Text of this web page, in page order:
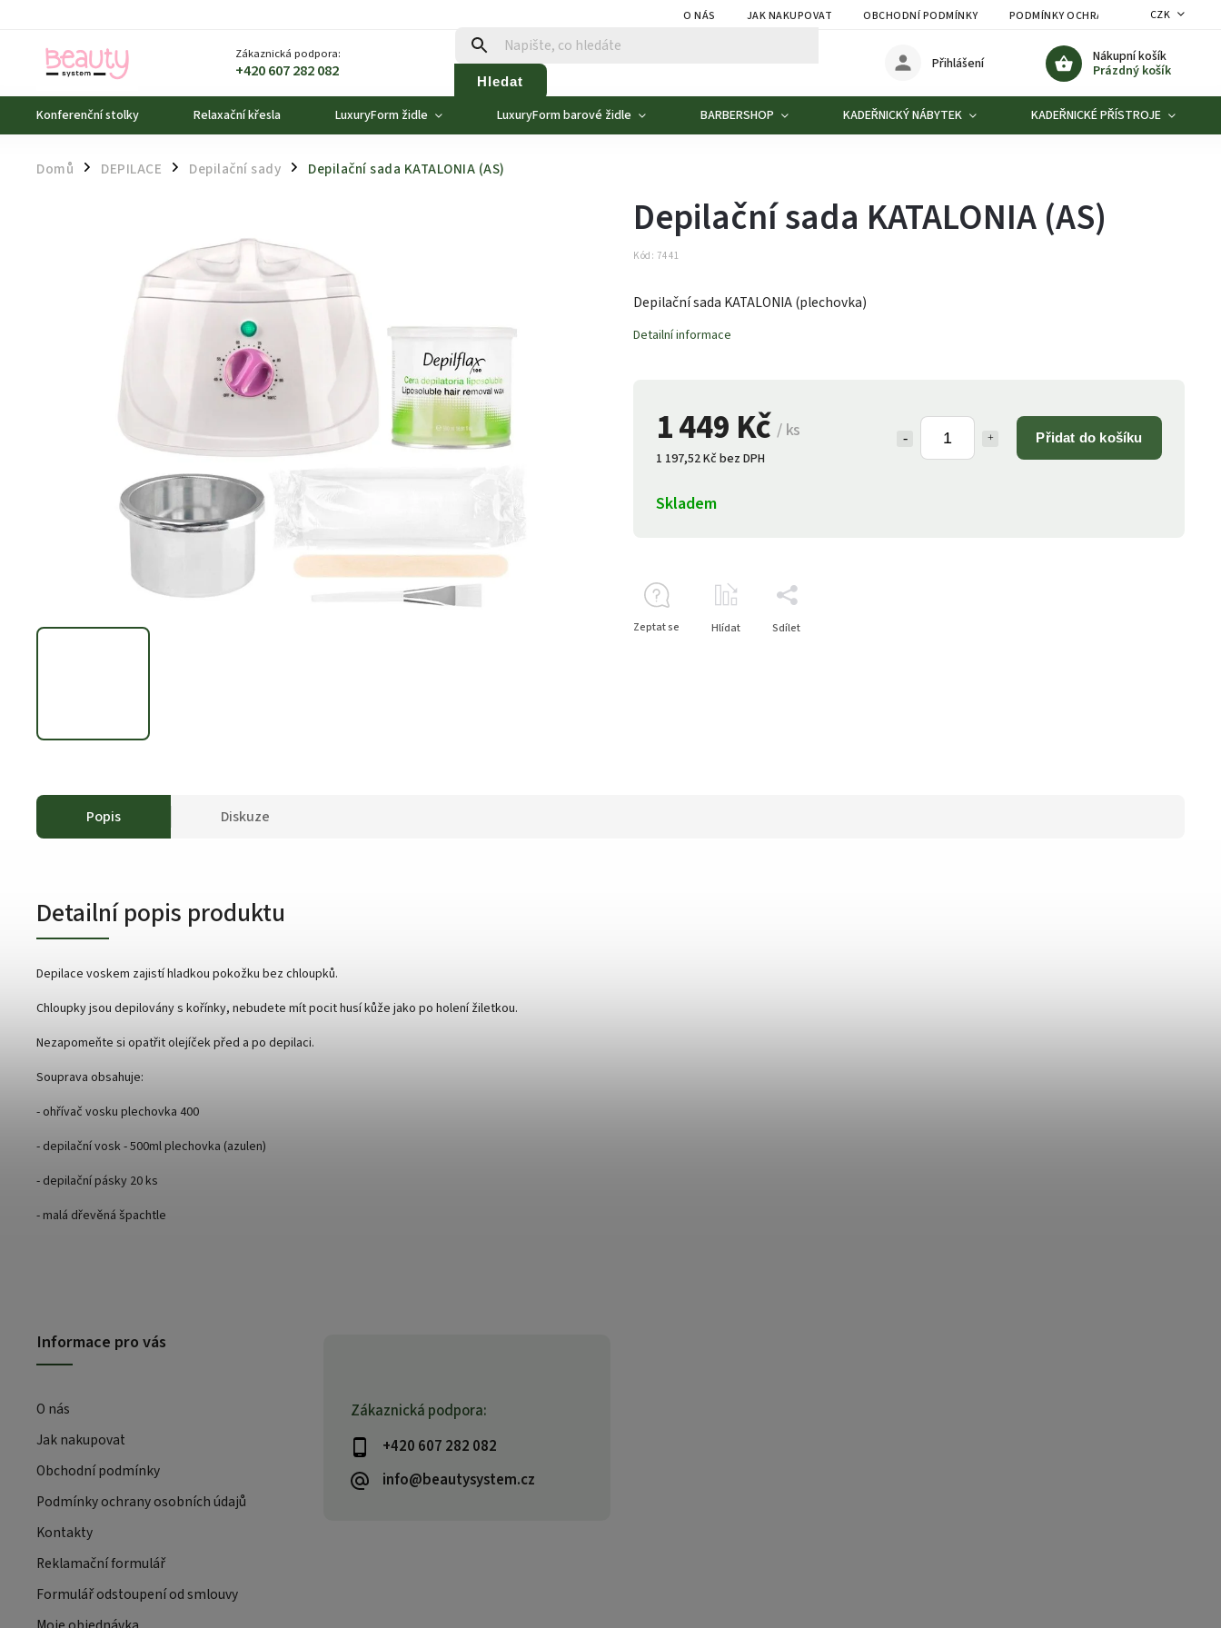
O NÁS JAK NAKUPOVAT OBCHODNÍ PODMÍNKY PODMÍNKY OCHRANY OSOBNÍCH ÚDAJŮ
CZK
Zákaznická podpora:
+420 607 282 082 Hledat
Nákupní košík
Prázdný košík
Přihlášení
Konferenční stolky Relaxační křesla LuxuryForm židle LuxuryForm barové židle BARBERSHOP KADEŘNICKÝ NÁBYTEK KADEŘNICKÉ PŘÍSTROJE
Domů / DEPILACE / Depilační sady / Depilační sada KATALONIA (AS)
1 449 Kč/ ks
1 197,52 Kč bez DPH
Přidat do košíku
Skladem
Depilační sada KATALONIA (AS)
Kód: 7441
Depilační sada KATALONIA (plechovka)
Detailní informace
Zeptat se Hlídat Sdílet
Popis Diskuze
Detailní popis produktu
Depilace voskem zajistí hladkou pokožku bez chloupků.
Chloupky jsou depilovány s kořínky, nebudete mít pocit husí kůže jako po holení žiletkou.
Nezapomeňte si opatřit olejíček před a po depilaci.
Souprava obsahuje:
- ohřívač vosku plechovka 400
- depilační vosk - 500ml plechovka (azulen)
- depilační pásky 20 ks
- malá dřevěná špachtle
Zákaznická podpora:
+420 607 282 082
info@beautysystem.cz
Informace pro vás
O nás
Jak nakupovat
Obchodní podmínky
Podmínky ochrany osobních údajů
Kontakty
Reklamační formulář
Formulář odstoupení od smlouvy